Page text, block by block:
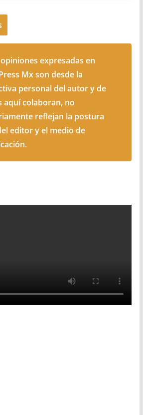
expresadas en
Mx son desde la
personal del autor y de
aquí colaboran, no
reflejan la postura
editor y el medio de